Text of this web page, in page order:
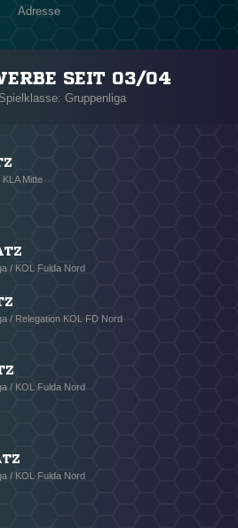
Adresse
SEIT 03/04
Gruppenliga
KLA Mitte
/ KOL Fulda Nord
/ Relegation KOL FD Nord
/ KOL Fulda Nord
/ KOL Fulda Nord